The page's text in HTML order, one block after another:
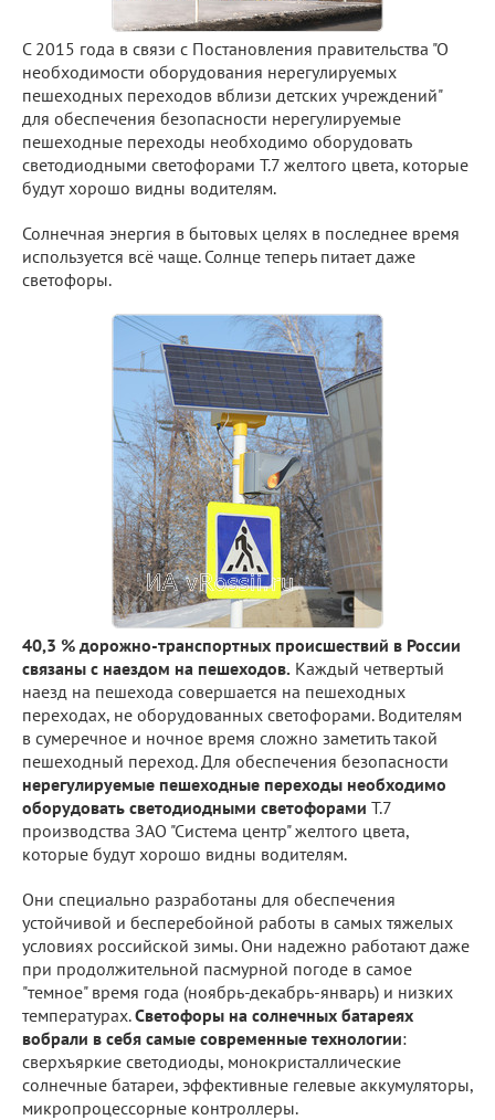
С 2015 года в связи с Постановления правительства "О
необходимости оборудования нерегулируемых
пешеходных переходов вблизи детских учреждений"
для обеспечения безопасности нерегулируемые
пешеходные переходы необходимо оборудовать
светодиодными светофорами Т.7 желтого цвета, которые
будут хорошо видны водителям.
Солнечная энергия в бытовых целях в последнее время
используется всё чаще. Солнце теперь питает даже
светофоры.
40,3 % дорожно-транспортных происшествий в России
связаны с наездом на пешеходов. Каждый четвертый
наезд на пешехода совершается на пешеходных
переходах, не оборудованных светофорами. Водителям
в сумеречное и ночное время сложно заметить такой
пешеходный переход. Для обеспечения безопасности
нерегулируемые пешеходные переходы необходимо
оборудовать светодиодными светофорами Т.7
производства ЗАО "Система центр" желтого цвета,
которые будут хорошо видны водителям.
Они специально разработаны для обеспечения
устойчивой и бесперебойной работы в самых тяжелых
условиях российской зимы. Они надежно работают даже
при продолжительной пасмурной погоде в самое
"темное" время года (ноябрь-декабрь-январь) и низких
температурах.Светофоры на солнечных батареях
вобрали в себя самые современные технологии:
сверхъяркие светодиоды, монокристаллические
солнечные батареи, эффективные гелевые аккумуляторы,
микропроцессорные контроллеры.